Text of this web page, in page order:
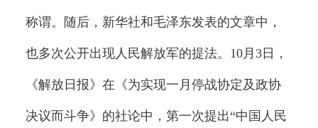
称谓。随后，新华社和毛泽东发表的文章中，
也多次公开出现人民解放军的提法。10月3日，
《解放日报》在《为实现一月停战协定及政协
决议而斗争》的社论中，第一次提出“中国人民